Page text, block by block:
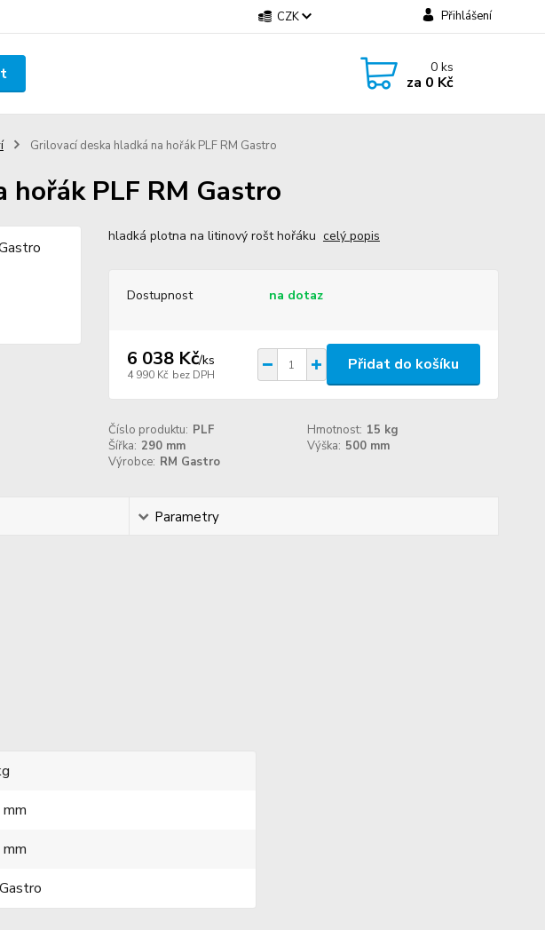
CZK Přihlášení
0ks
za 0 Kč
Grilovací deska hladká na hořák PLF RM Gastro
hořák PLF RM Gastro
hladká plotna na litinový rošt hořáku celý popis
Dostupnost na dotaz
6 038 Kč/ks
4 990 Kč bez DPH
Přidat do košíku
Číslo produktu: PLF Hmotnost: 15 kg
Šířka: 290 mm Výška: 500 mm
Výrobce: RM Gastro
Parametry